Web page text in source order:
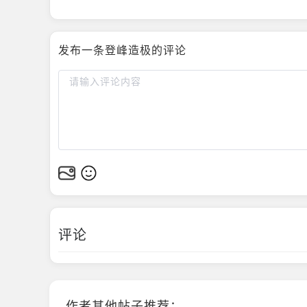
发布一条登峰造极的评论
评论